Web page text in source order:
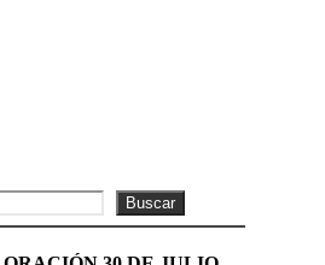
Buscar